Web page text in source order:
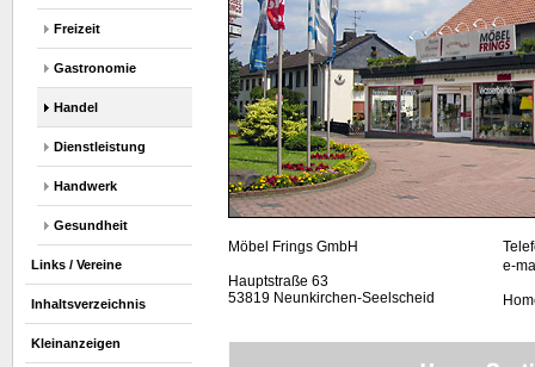
Freizeit
Gastronomie
Handel
Dienstleistung
Handwerk
Gesundheit
Links / Vereine
Inhaltsverzeichnis
Kleinanzeigen
Möbel Frings GmbH
Hauptstraße 63
53819 Neunkirchen-Seelscheid
e-